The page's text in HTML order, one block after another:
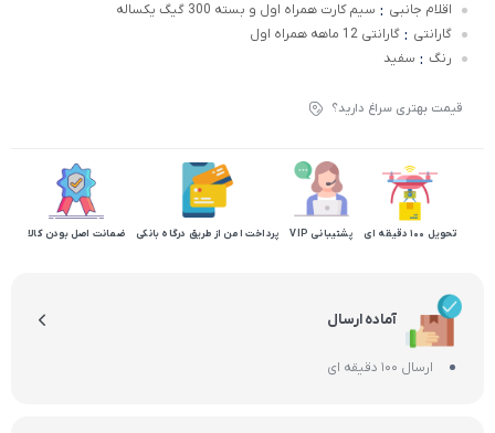
اقلام جانبی : سیم کارت همراه اول و بسته 300 گیگ یکساله
گارانتی : گارانتی 12 ماهه همراه اول
رنگ : سفید
قیمت بهتری سراغ دارید؟
تحویل 100 دقیقه ای پشتیبانی VIP پرداخت امن از طریق درگاه بانکی ضمانت اصل بودن کالا
آماده ارسال
ارسال 100 دقیقه ای